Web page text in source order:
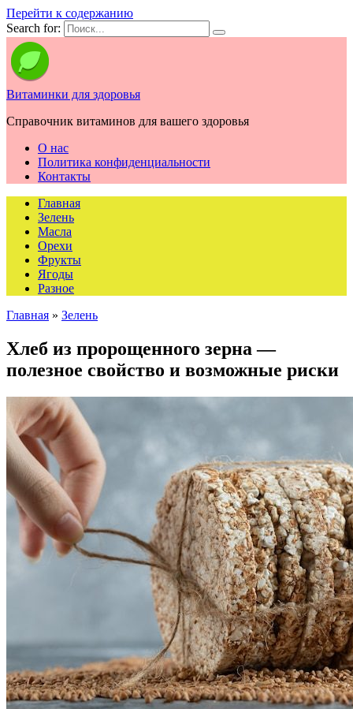
Перейти к содержанию
Search for:
Витаминки для здоровья
Справочник витаминов для вашего здоровья
О нас
Политика конфиденциальности
Контакты
Главная
Зелень
Масла
Орехи
Фрукты
Ягоды
Разное
Главная » Зелень
Хлеб из пророщенного зерна —
полезное свойство и возможные риски